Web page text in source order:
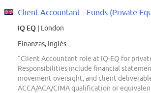
Client Accountant - Funds (Private
IQ EQ | London
Finanzas, Inglés
“Client Accountant role at IQ-EQ for
Responsibilities include financial
movement oversight, and client
ACCA/ACA/CIMA qualification or